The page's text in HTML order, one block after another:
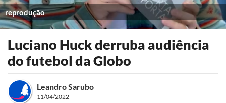
reprodução
Luciano Huck derruba audiência
do futebol da Globo
Leandro Sarubo
11/04/2022